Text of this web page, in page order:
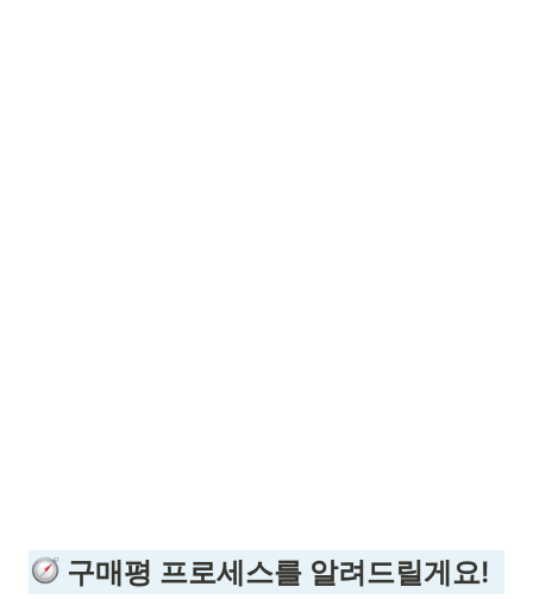
구매평 프로세스를 알려드릴게요!